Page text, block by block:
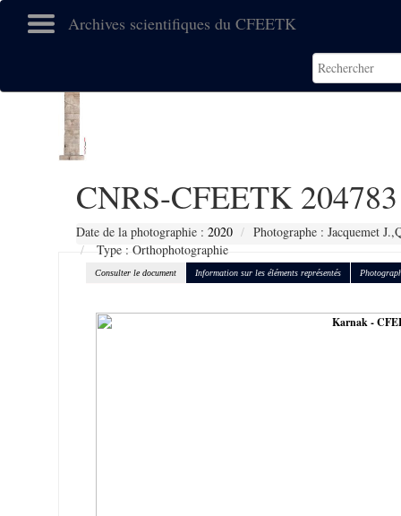
Archives scientifiques du CFEETK
CNRS-CFEETK 204783
Date de la photographie : 2020
Photographe : Jacquemet
Type : Orthophotographie
Consulter le document Information sur les éléments représentés